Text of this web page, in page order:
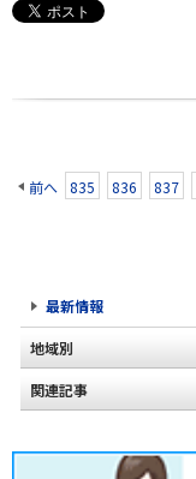
前へ
835 836 837
最新情報
地域別
北海道
関連記事